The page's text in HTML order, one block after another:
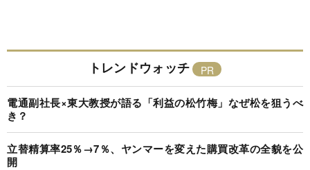
トレンドウォッチ
電通副社長×東大教授が語る「利益の松竹梅」なぜ松を狙うべ
き？
立替精算率25％→7％、ヤンマーを変えた購買改革の全貌を公
開